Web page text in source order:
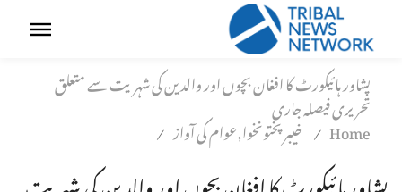
پشاور ہائیکورٹ کا افغان بچوں اور والدین کی شہریت سے متعلق
تحریری فیصلہ جاری
Home
/ خیبر پختونخوا,عوام کی آواز /